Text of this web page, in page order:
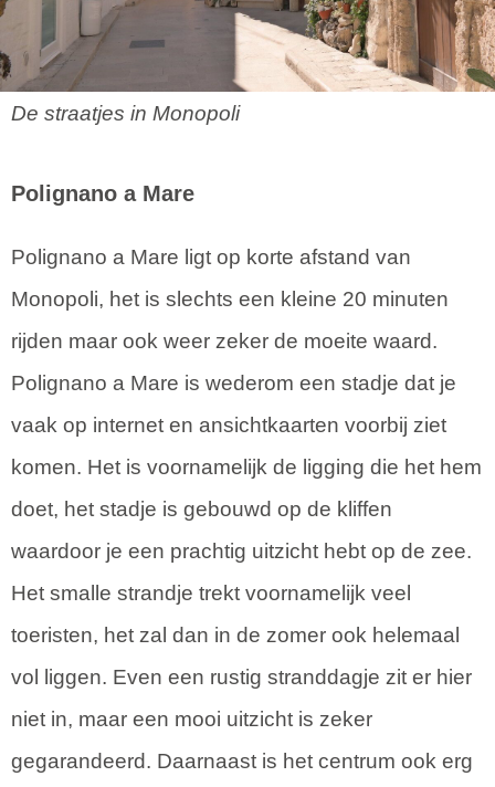
De straatjes in Monopoli
Polignano a Mare
Polignano a Mare ligt op korte afstand van
Monopoli, het is slechts een kleine 20 minuten
rijden maar ook weer zeker de moeite waard.
Polignano a Mare is wederom een stadje dat je
vaak op internet en ansichtkaarten voorbij ziet
komen. Het is voornamelijk de ligging die het hem
doet, het stadje is gebouwd op de kliffen
waardoor je een prachtig uitzicht hebt op de zee.
Het smalle strandje trekt voornamelijk veel
toeristen, het zal dan in de zomer ook helemaal
vol liggen. Even een rustig stranddagje zit er hier
niet in, maar een mooi uitzicht is zeker
gegarandeerd. Daarnaast is het centrum ook erg